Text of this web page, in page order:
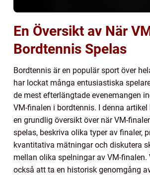
En Översikt av När
Bordtennis Spelas
Bordtennis är en populär sport över
har lockat många entusiastiska
de mest efterlängtade evenemangen
VM-finalen i bordtennis. I denna
en grundlig översikt över när VM-
spelas, beskriva olika typer av finaler,
kvantitativa mätningar och diskutera
mellan olika spelningar av VM-finalen.
också att ta en historisk genomgång